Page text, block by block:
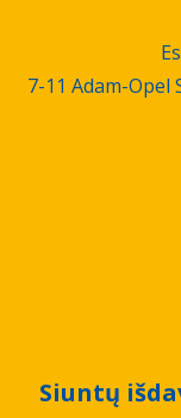
7-11 Adam-Opel
Siuntų